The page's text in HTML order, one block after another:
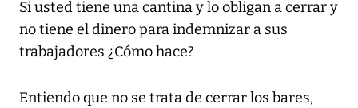
Si usted tiene una cantina y lo obligan a cerrar y
no tiene el dinero para indemnizar a sus
trabajadores ¿Cómo hace?
Entiendo que no se trata de cerrar los bares,